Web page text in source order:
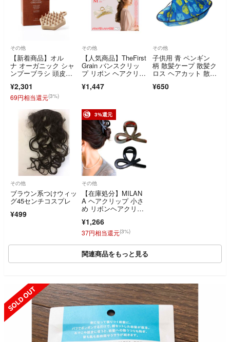
その他
【新着商品】オル
ナ オーガニック シャ
ンプーブラシ 頭皮マ
ラ
¥2,301
69円相当還元(3%)
その他
【人気商品】TheFirst
Grain バンスクリッ
プ リボン ヘアクリッ
¥1,447
その他
子供用 青 ペンギン
柄 散髪ケープ 散髪ク
ロス ヘアカット 散髪
¥650
その他
ブラウン系つけウィッ
グ45センチコスプレ
¥499
3%還元
その他
【在庫処分】MILAN
A ヘアクリップ 小さ
め リボンヘアクリッ
¥1,266
37円相当還元(3%)
関連商品をもっと見る
SOLD OUT